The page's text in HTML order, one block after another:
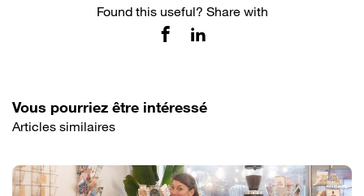
Found this useful? Share with
Vous pourriez être intéressé
Articles similaires